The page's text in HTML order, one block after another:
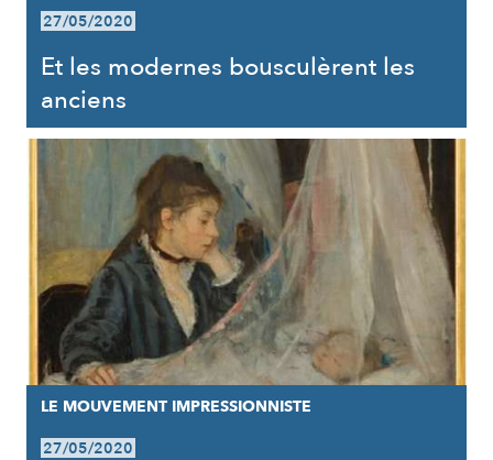
27/05/2020
Et les modernes bousculèrent les
anciens
LE MOUVEMENT IMPRESSIONNISTE
27/05/2020